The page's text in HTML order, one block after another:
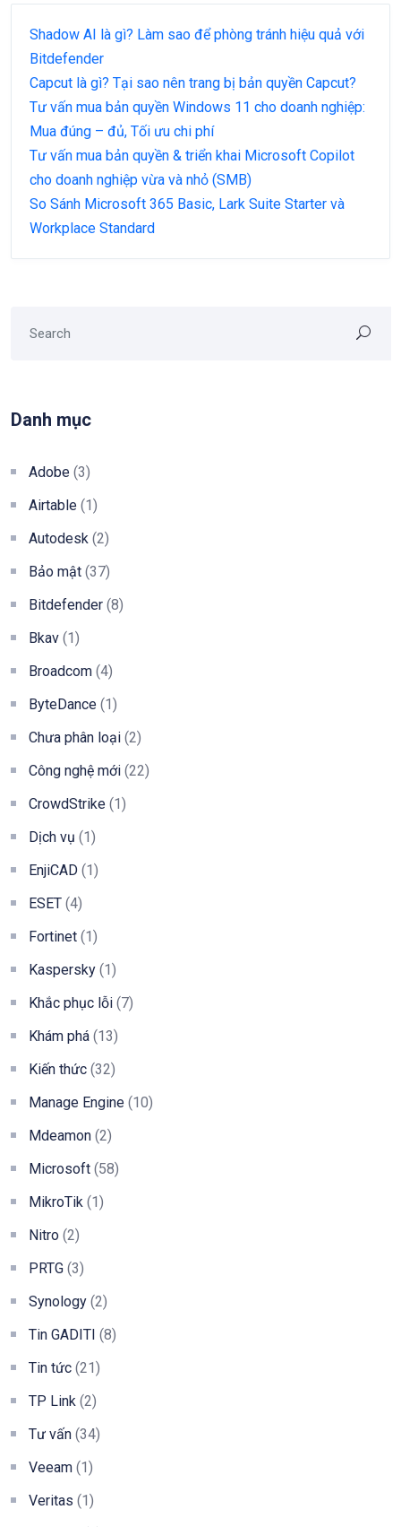
Shadow AI là gì? Làm sao để phòng tránh hiệu quả với
Bitdefender
Capcut là gì? Tại sao nên trang bị bản quyền Capcut?
Tư vấn mua bản quyền Windows 11 cho doanh nghiệp:
Mua đúng – đủ, Tối ưu chi phí
Tư vấn mua bản quyền & triển khai Microsoft Copilot
cho doanh nghiệp vừa và nhỏ (SMB)
So Sánh Microsoft 365 Basic, Lark Suite Starter và
Workplace Standard
Danh mục
Adobe (3)
Airtable (1)
Autodesk (2)
Bảo mật (37)
Bitdefender (8)
Bkav (1)
Broadcom (4)
ByteDance (1)
Chưa phân loại (2)
Công nghệ mới (22)
CrowdStrike (1)
Dịch vụ (1)
EnjiCAD (1)
ESET (4)
Fortinet (1)
Kaspersky (1)
Khắc phục lỗi (7)
Khám phá (13)
Kiến thức (32)
Manage Engine (10)
Mdeamon (2)
Microsoft (58)
MikroTik (1)
Nitro (2)
PRTG (3)
Synology (2)
Tin GADITI (8)
Tin tức (21)
TP Link (2)
Tư vấn (34)
Veeam (1)
Veritas (1)